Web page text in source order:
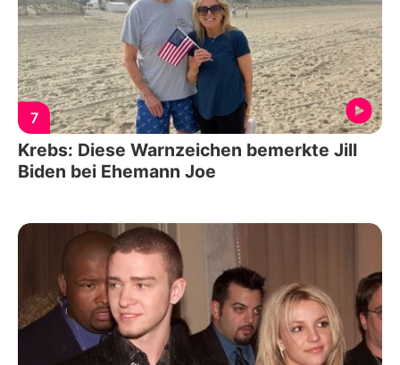
7
Krebs: Diese Warnzeichen bemerkte Jill
Biden bei Ehemann Joe